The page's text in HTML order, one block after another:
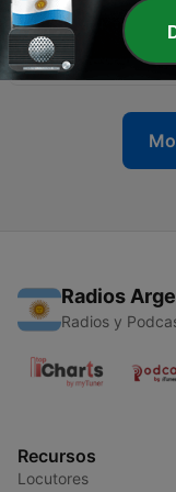
35 - Joseph Smith:
02 jul. 2025
Radios
Radios y
Recursos
Locutores